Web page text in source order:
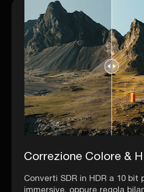
Correzione Colore &
Converti SDR in HDR a 10 bit
immersive, oppure regola